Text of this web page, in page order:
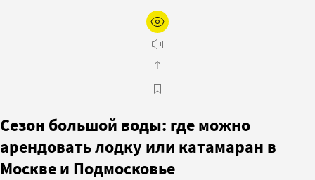
Сезон большой воды: где можно
арендовать лодку или катамаран в
Москве и Подмосковье